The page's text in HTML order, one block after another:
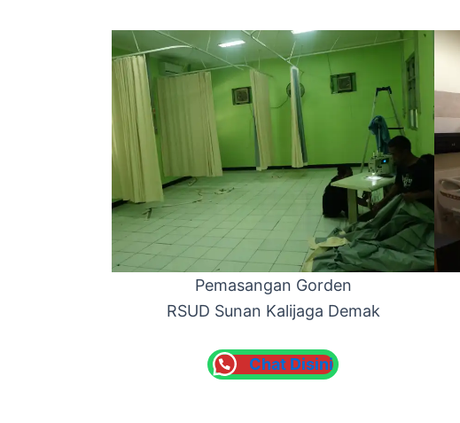
Pemasangan Gorden
RSUD Sunan Kalijaga Demak
Chat Disini